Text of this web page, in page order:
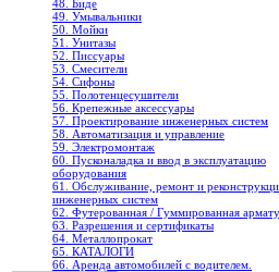
48. Биде
49. Умывальники
50. Мойки
51. Унитазы
52. Писсуары
53. Смесители
54. Сифоны
55. Полотенцесушители
56. Крепежные аксессуары
57. Проектирование инженерных систем
58. Автоматизация и управление
59. Электромонтаж
60. Пусконаладка и ввод в эксплуатацию
оборудования
61. Обслуживание, ремонт и
инженерных систем
62. Футерованная / Гуммированная
63. Разрешения и сертификаты
64. Металлопрокат
65. КАТАЛОГИ
66. Аренда автомобилей с водителем.